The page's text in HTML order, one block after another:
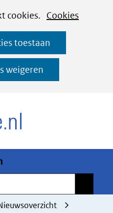
cookies. Cookies
toestaan
weigeren
Ga
naar
de
inhoud